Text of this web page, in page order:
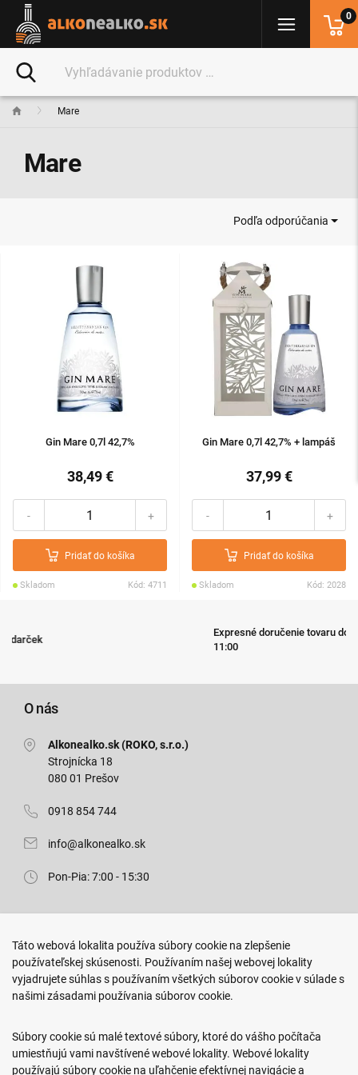
Mare
Mare
Podľa odporúčania
Gin Mare 0,7l 42,7%
38,49 €
- +
Pridať do košíka
Skladom Kód: 4711
Gin Mare 0,7l 42,7% + lampáš
37,99 €
- +
Pridať do košíka
Skladom Kód: 2028
Expresné doručenie tovaru do 24 hodín pri objednávke do
O nás
Alkonealko.sk (ROKO, s.r.o.)
Strojnícka 18
080 01 Prešov
0918 854 744
info@alkonealko.sk
Pon-Pia: 7:00 - 15:30
Arm. gen. Svobodu 23/A
080 01 Prešov
0917 466 578
sekcovpredajna@doroka.sk
Pon-Ned: 9:00 - 20:00
0
Táto webová lokalita používa súbory cookie na zlepšenie
používateľskej skúsenosti. Používaním našej webovej lokality
vyjadrujete súhlas s používaním všetkých súborov cookie v súlade s
našimi zásadami používania súborov cookie.
Súbory cookie sú malé textové súbory, ktoré do vášho počítača
umiestňujú vami navštívené webové lokality. Webové lokality
používajú súbory cookie na uľahčenie efektívnej navigácie a